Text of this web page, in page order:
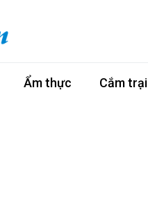
Ẩm thực Cắm trại